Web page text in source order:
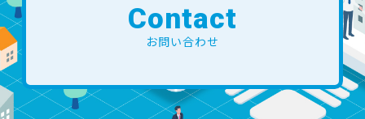
Contact
お問い合わせ